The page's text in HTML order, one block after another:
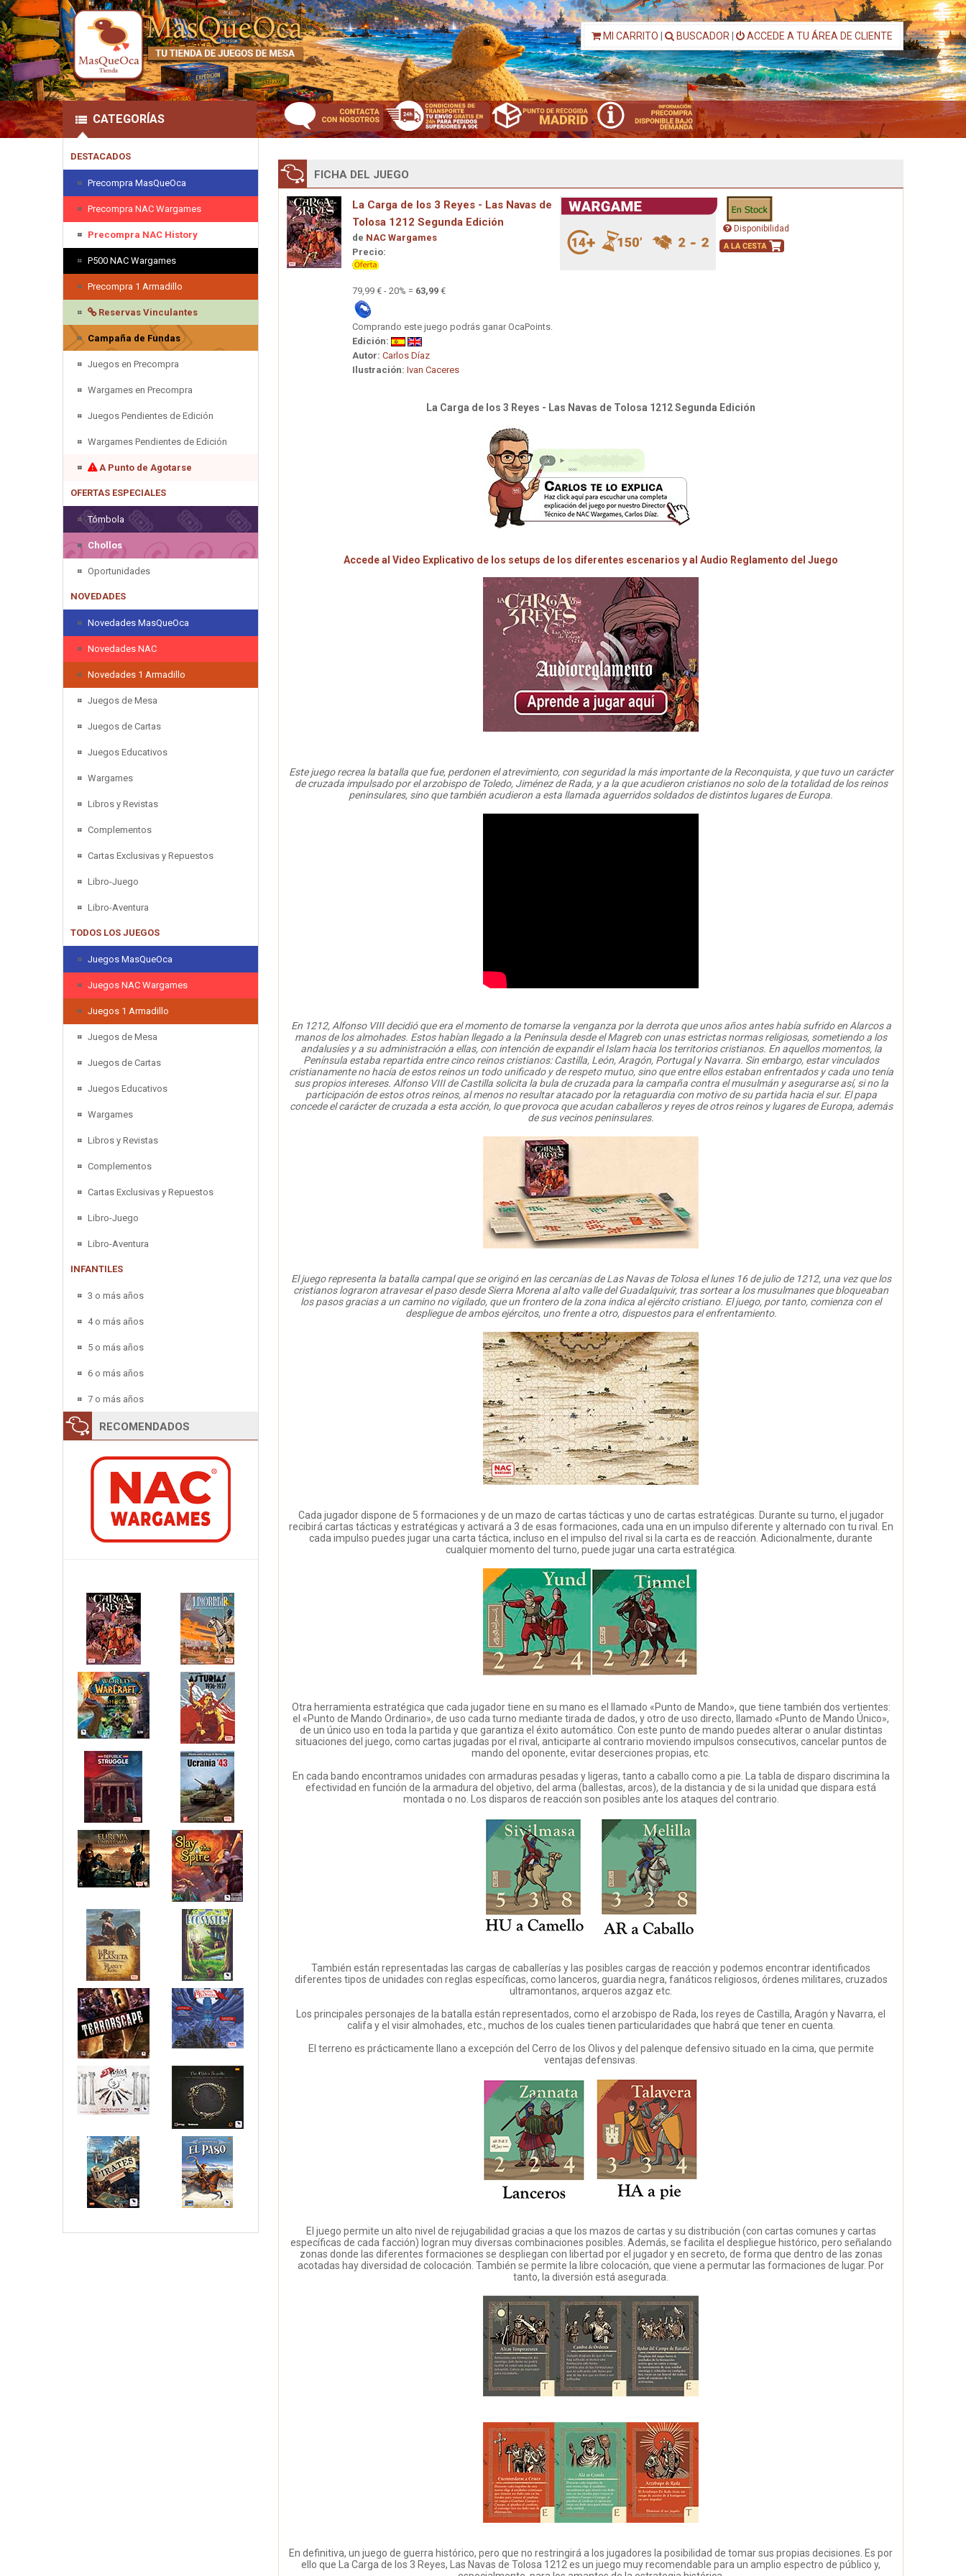
MI CARRITO BUSCADOR ACCEDE A TU ÁREA DE CLIENTE
CATEGORÍAS
DESTACADOS
Precompra MasQueOca
Precompra NAC Wargames
Precompra NAC History
P500 NAC Wargames
Precompra 1 Armadillo
Reservas Vinculantes
Campaña de Fundas
Juegos en Precompra
Wargames en Precompra
Juegos Pendientes de Edición
Wargames Pendientes de Edición
A Punto de Agotarse
OFERTAS ESPECIALES
Tómbola
Chollos
Oportunidades
NOVEDADES
Novedades MasQueOca
Novedades NAC
Novedades 1 Armadillo
Juegos de Mesa
Juegos de Cartas
Juegos Educativos
Wargames
Libros y Revistas
Complementos
Cartas Exclusivas y Repuestos
Libro-Juego
Libro-Aventura
TODOS LOS JUEGOS
Juegos MasQueOca
Juegos NAC Wargames
Juegos 1 Armadillo
Juegos de Mesa
Juegos de Cartas
Juegos Educativos
Wargames
Libros y Revistas
Complementos
Cartas Exclusivas y Repuestos
Libro-Juego
Libro-Aventura
INFANTILES
3 o más años
4 o más años
5 o más años
6 o más años
7 o más años
RECOMENDADOS
FICHA DEL JUEGO
La Carga de los 3 Reyes - Las Navas de
Tolosa 1212 Segunda Edición
de NAC Wargames
Precio:
79,99 € - 20% = 63,99 €
Comprando este juego podrás ganar OcaPoints.
Edición:
Autor: Carlos Díaz
Ilustración: Ivan Caceres
Disponibilidad
La Carga de los 3 Reyes - Las Navas de Tolosa 1212 Segunda Edición
Accede al Video Explicativo de los setups de los diferentes escenarios y al Audio Reglamento del Juego
Este juego recrea la batalla que fue, perdonen el atrevimiento, con seguridad la más importante de la Reconquista, y que tuvo un carácter
de cruzada impulsado por el arzobispo de Toledo, Jiménez de Rada, y a la que acudieron cristianos no solo de la totalidad de los reinos
peninsulares, sino que también acudieron a esta llamada aguerridos soldados de distintos lugares de Europa.
En 1212, Alfonso VIII decidió que era el momento de tomarse la venganza por la derrota que unos años antes había sufrido en Alarcos a
manos de los almohades. Estos habían llegado a la Península desde el Magreb con unas estrictas normas religiosas, sometiendo a los
andalusíes y a su administración a ellas, con intención de expandir el Islam hacia los territorios cristianos. En aquellos momentos, la
Península estaba repartida entre cinco reinos cristianos: Castilla, León, Aragón, Portugal y Navarra. Sin embargo, estar vinculados
cristianamente no hacía de estos reinos un todo unificado y de respeto mutuo, sino que entre ellos estaban enfrentados y cada uno tenía
sus propios intereses. Alfonso VIII de Castilla solicita la bula de cruzada para la campaña contra el musulmán y asegurarse así, si no la
participación de estos otros reinos, al menos no resultar atacado por la retaguardia con motivo de su partida hacia el sur. El papa
concede el carácter de cruzada a esta acción, lo que provoca que acudan caballeros y reyes de otros reinos y lugares de Europa, además
de sus vecinos peninsulares.
El juego representa la batalla campal que se originó en las cercanías de Las Navas de Tolosa el lunes 16 de julio de 1212, una vez que los
cristianos lograron atravesar el paso desde Sierra Morena al alto valle del Guadalquivir, tras sortear a los musulmanes que bloqueaban
los pasos gracias a un camino no vigilado, que un frontero de la zona indica al ejército cristiano. El juego, por tanto, comienza con el
despliegue de ambos ejércitos, uno frente a otro, dispuestos para el enfrentamiento.
Cada jugador dispone de 5 formaciones y de un mazo de cartas tácticas y uno de cartas estratégicas. Durante su turno, el jugador
recibirá cartas tácticas y estratégicas y activará a 3 de esas formaciones, cada una en un impulso diferente y alternado con tu rival. En
cada impulso puedes jugar una carta táctica, incluso en el impulso del rival si la carta es de reacción. Adicionalmente, durante
cualquier momento del turno, puede jugar una carta estratégica.
Otra herramienta estratégica que cada jugador tiene en su mano es el llamado «Punto de Mando», que tiene también dos vertientes:
el «Punto de Mando Ordinario», de uso cada turno mediante tirada de dados, y otro de uso directo, llamado «Punto de Mando Único»,
de un único uso en toda la partida y que garantiza el éxito automático. Con este punto de mando puedes alterar o anular distintas
situaciones del juego, como cartas jugadas por el rival, anticiparte al contrario moviendo impulsos consecutivos, cancelar puntos de
mando del oponente, evitar deserciones propias, etc.
En cada bando encontramos unidades con armaduras pesadas y ligeras, tanto a caballo como a pie. La tabla de disparo discrimina la
efectividad en función de la armadura del objetivo, del arma (ballestas, arcos), de la distancia y de si la unidad que dispara está
montada o no. Los disparos de reacción son posibles ante los ataques del contrario.
También están representadas las cargas de caballerías y las posibles cargas de reacción y podemos encontrar identificados
diferentes tipos de unidades con reglas específicas, como lanceros, guardia negra, fanáticos religiosos, órdenes militares, cruzados
ultramontanos, arqueros azgaz etc.
Los principales personajes de la batalla están representados, como el arzobispo de Rada, los reyes de Castilla, Aragón y Navarra, el
califa y el visir almohades, etc., muchos de los cuales tienen particularidades que habrá que tener en cuenta.
El terreno es prácticamente llano a excepción del Cerro de los Olivos y del palenque defensivo situado en la cima, que permite
ventajas defensivas.
El juego permite un alto nivel de rejugabilidad gracias a que los mazos de cartas y su distribución (con cartas comunes y cartas
específicas de cada facción) logran muy diversas combinaciones posibles. Además, se facilita el despliegue histórico, pero señalando
zonas donde las diferentes formaciones se despliegan con libertad por el jugador y en secreto, de forma que dentro de las zonas
acotadas hay diversidad de colocación. También se permite la libre colocación, que viene a permutar las formaciones de lugar. Por
tanto, la diversión está asegurada.
En definitiva, un juego de guerra histórico, pero que no restringirá a los jugadores la posibilidad de tomar sus propias decisiones. Es por
ello que La Carga de los 3 Reyes, Las Navas de Tolosa 1212 es un juego muy recomendable para un amplio espectro de público y,